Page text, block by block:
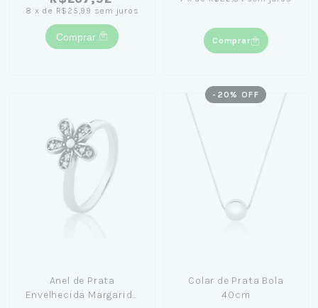
8 x de R$25,99 sem juros
Comprar Comprar
Anel de Prata
Envelhecida Margarida
- 20 % OFF
Colar de Prata Bola
40cm